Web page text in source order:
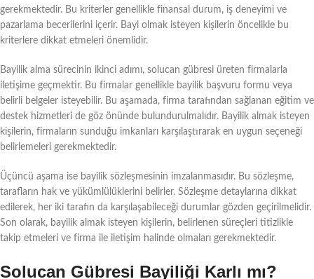
gerekmektedir. Bu kriterler genellikle finansal durum, iş deneyimi ve
pazarlama becerilerini içerir. Bayi olmak isteyen kişilerin öncelikle bu
kriterlere dikkat etmeleri önemlidir.
Bayilik alma sürecinin ikinci adımı, solucan gübresi üreten firmalarla
iletişime geçmektir. Bu firmalar genellikle bayilik başvuru formu veya
belirli belgeler isteyebilir. Bu aşamada, firma tarafından sağlanan eğitim ve
destek hizmetleri de göz önünde bulundurulmalıdır. Bayilik almak isteyen
kişilerin, firmaların sunduğu imkanları karşılaştırarak en uygun seçeneği
belirlemeleri gerekmektedir.
Üçüncü aşama ise bayilik sözleşmesinin imzalanmasıdır. Bu sözleşme,
tarafların hak ve yükümlülüklerini belirler. Sözleşme detaylarına dikkat
edilerek, her iki tarafın da karşılaşabileceği durumlar gözden geçirilmelidir.
Son olarak, bayilik almak isteyen kişilerin, belirlenen süreçleri titizlikle
takip etmeleri ve firma ile iletişim halinde olmaları gerekmektedir.
Solucan Gübresi Bayiliği Karlı mı?